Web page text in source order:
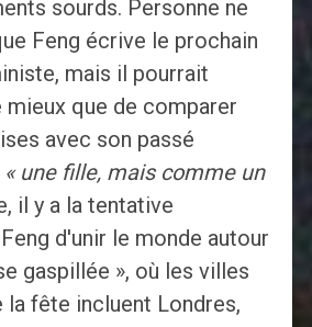
sourds. Personne ne
Feng écrive le prochain
mais il pourrait
que de comparer
avec son passé
« une fille, mais comme un
il y a la tentative
d'unir le monde autour
gaspillée », où les villes
la fête incluent Londres,